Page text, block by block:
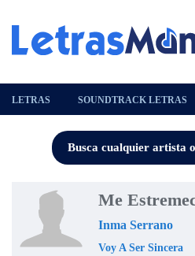
LETRAS SOUNDTRACK LETRAS
Me
Inma Serrano
Voy A Ser Sincera